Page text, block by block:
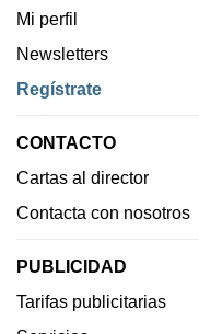
Mi perfil
Newsletters
Regístrate
CONTACTO
Cartas al director
Contacta con nosotros
PUBLICIDAD
Tarifas publicitarias